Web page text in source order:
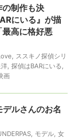
の制作も決
にいる』が描
高に格好悪
ススキノ探偵シリ
探偵はBARにいる
画
ルさんのお名
モデル 女